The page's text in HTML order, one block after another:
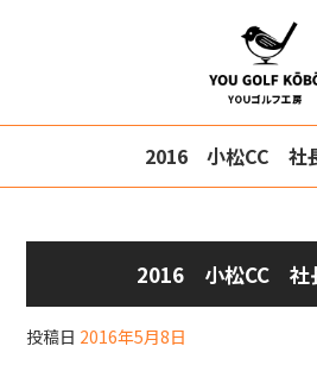
2016 小松CC 社
2016 小松CC 社
投稿日 2016年5月8日